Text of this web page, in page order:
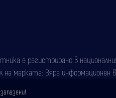
е регистрирано в
марката: Вяра информационен